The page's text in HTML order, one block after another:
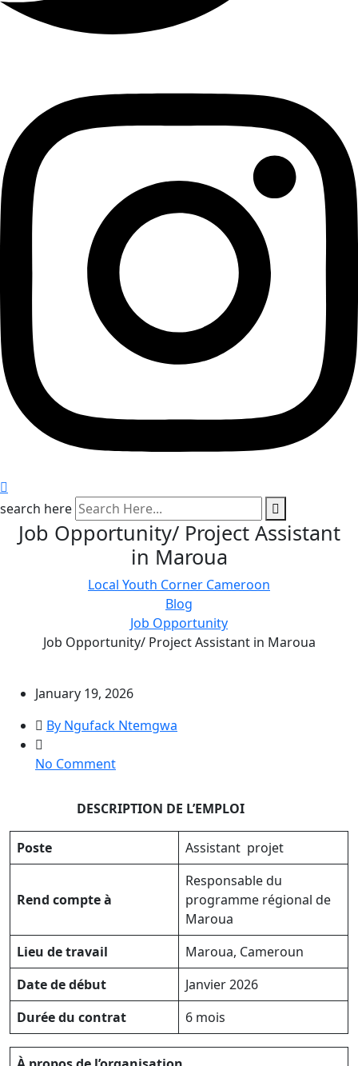
search here
Job Opportunity/ Project Assistant
in Maroua
Local Youth Corner Cameroon
Blog
Job Opportunity
Job Opportunity/ Project Assistant in Maroua
January 19, 2026
By Ngufack Ntemgwa
No Commenton
Opportunity/
DESCRIPTION DE L’EMPLOI
Poste Assistant projet
Rend compte à
Responsable du
programme régional de
Maroua
Lieu de travail
Maroua, Cameroun
Date de début
Janvier 2026
Durée du contrat
6 mois